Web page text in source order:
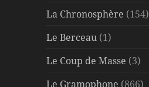
La Chronosphère (154)
Le Berceau (1)
Le Coup de Masse (3)
Le Gramophone (866)